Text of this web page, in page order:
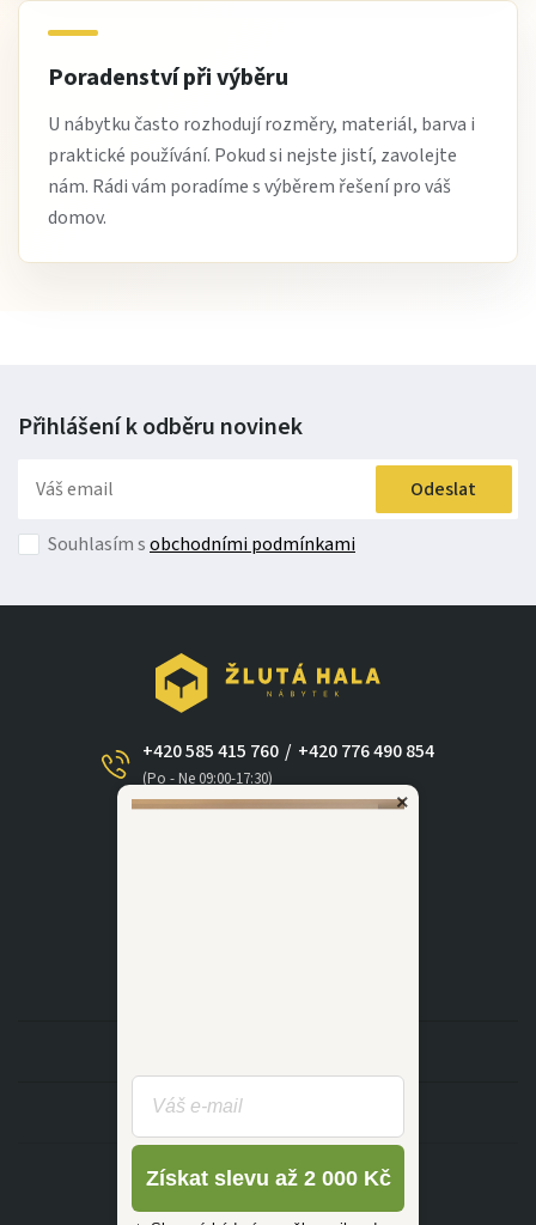
Poradenství při výběru
U nábytku často rozhodují rozměry, materiál, barva i
praktické používání. Pokud si nejste jistí, zavolejte
nám. Rádi vám poradíme s výběrem řešení pro váš
domov.
Přihlášení k odběru novinek
Odeslat
Souhlasím sobchodními podmínkami
+420 585 415 760
(Po - Ne 09:00-17:30)
/ +420 776 490 854
INFORMACE
×
Získat slevu až 2 000 Kč